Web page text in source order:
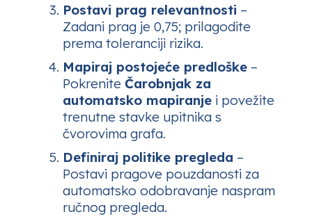
Postavi prag relevantnosti –
Zadani prag je 0,75; prilagodite
prema toleranciji rizika.
Mapiraj postojeće predloške –
Pokrenite Čarobnjak za
automatsko mapiranje i povežite
trenutne stavke upitnika s
čvorovima grafa.
Definiraj politike pregleda –
Postavi pragove pouzdanosti za
automatsko odobravanje naspram
ručnog pregleda.